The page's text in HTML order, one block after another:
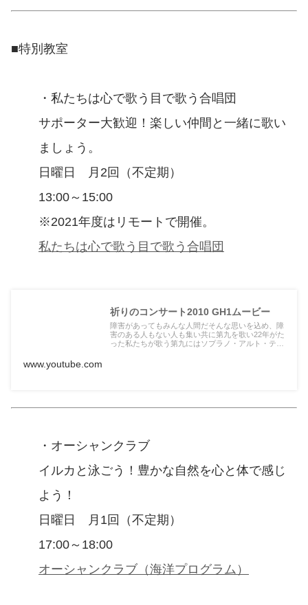
■特別教室
・私たちは心で歌う目で歌う合唱団
サポーター大歓迎！楽しい仲間と一緒に歌い
ましょう。
日曜日 月2回（不定期）
13:00～15:00
※2021年度はリモートで開催。
私たちは心で歌う目で歌う合唱団
祈りのコンサート2010 GH1ムービー
障害があってもみんな人間だそんな思いを込め、障
害のある人もない人も集い共に第九を歌い22年がた
った私たちが歌う第九にはソプラノ・アルト・テノ
www.youtube.com
・オーシャンクラブ
イルカと泳ごう！豊かな自然を心と体で感じ
よう！
日曜日 月1回（不定期）
17:00～18:00
オーシャンクラブ（海洋プログラム）